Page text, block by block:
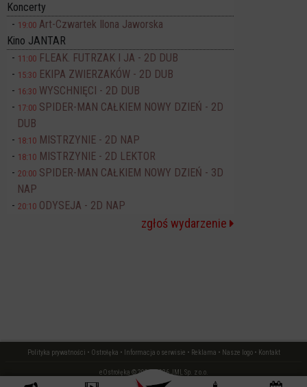
Koncerty
19:00 Art-Czwartek Ilona Jaworska
Kino JANTAR
11:00 FLEAK. FUTRZAK I JA - 2D DUB
15:30 EKIPA ZWIERZAKÓW - 2D DUB
16:30 WYSCHNIĘCI - 2D DUB
17:00 SPIDER-MAN CAŁKIEM NOWY DZIEŃ - 2D
DUB
18:10 MISTRZYNIE - 2D NAP
18:10 MISTRZYNIE - 2D LEKTOR
20:00 SPIDER-MAN CAŁKIEM NOWY DZIEŃ - 3D
NAP
20:10 ODYSEJA - 2D NAP
zgłoś wydarzenie
Polityka prywatności • Ostrołęka • Informacja o serwisie • Reklama • Nasze logo• Kontakt
eOstrołęka © 2006 - 2026 JML Sp. z o.o.